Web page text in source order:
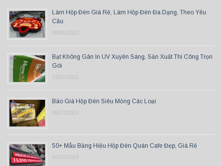
Làm Hộp Đèn Giá Rẻ, Làm Hộp Đèn Đa Dạng, Theo Yêu
Cầu
09/05/2023
Bạt Không Gân In UV Xuyên Sáng, Sản Xuất Thi Công Trọn
Gói
19/07/2021
Báo Giá Hộp Đèn Siêu Mỏng Các Loại
06/03/2024
50+ Mẫu Bảng Hiệu Hộp Đèn Quán Cafe Đẹp, Giá Rẻ
16/07/2024